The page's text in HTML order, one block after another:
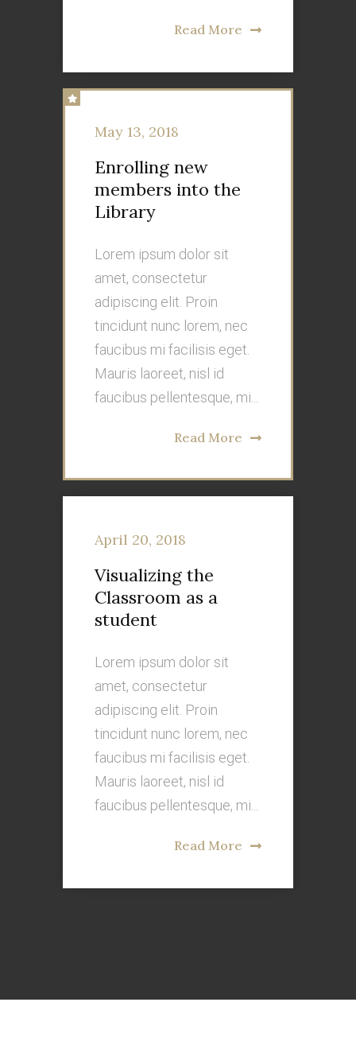
Read More
May 13, 2018
Enrolling new
members into the
Library
Lorem ipsum dolor sit
amet, consectetur
adipiscing elit. Proin
tincidunt nunc lorem, nec
faucibus mi facilisis eget.
Mauris laoreet, nisl id
faucibus pellentesque, mi...
Read More
April 20, 2018
Visualizing the
Classroom as a
student
Lorem ipsum dolor sit
amet, consectetur
adipiscing elit. Proin
tincidunt nunc lorem, nec
faucibus mi facilisis eget.
Mauris laoreet, nisl id
faucibus pellentesque, mi...
Read More